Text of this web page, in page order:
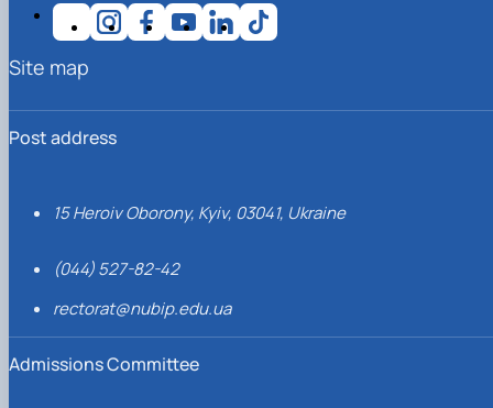
Post address
15 Heroiv Oborony, Kyiv, 03041, Ukraine
(044) 527-82-42
rectorat@nubip.edu.ua
Admissions Committee
Site map